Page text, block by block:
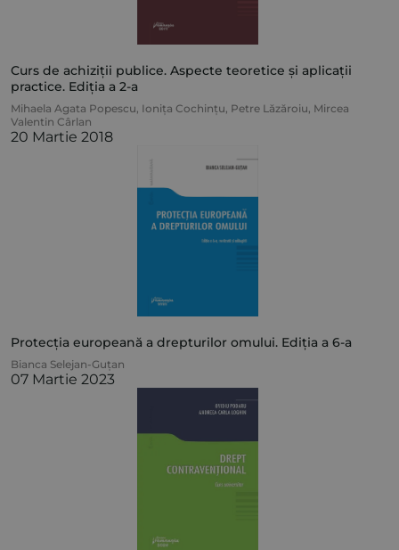
Curs de achiziții publice. Aspecte teoretice și aplicații
practice. Ediția a 2-a
Mihaela Agata Popescu, Ionița Cochințu, Petre Lăzăroiu, Mircea
Valentin Cârlan
20 Martie 2018
Protecția europeană a drepturilor omului. Ediția a 6-a
Bianca Selejan-Guțan
07 Martie 2023